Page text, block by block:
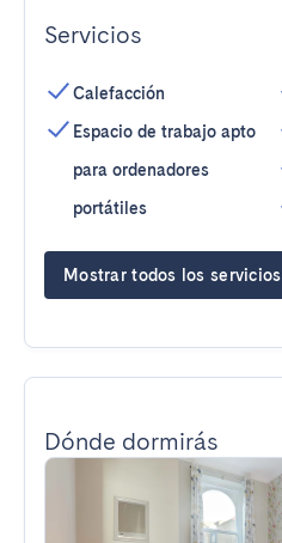
Servicios
Calefacción
Espacio de trabajo apto
para ordenadores
portátiles
Mostrar todos los servicios
Dónde dormirás